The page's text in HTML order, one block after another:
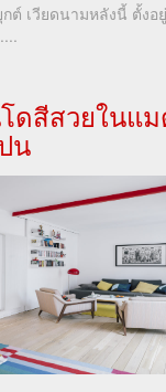
ต์ เวียดนามหลังนี้ ตั้งอ
ดสีสวยในแ
น